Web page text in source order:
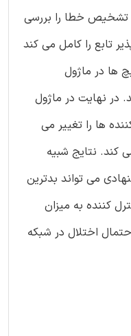
تشخیص خطا را بررسی
تابع را کامل می کند
ها در ماژول
در نهایت در ماژول
ها را تغییر می
کند. نتایج شبیه
می تواند بدترین
کننده به میزان
و احتمال اختلال در شبکه